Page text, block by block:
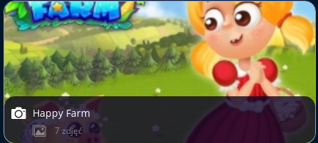
Happy Farm
7 zdjęć